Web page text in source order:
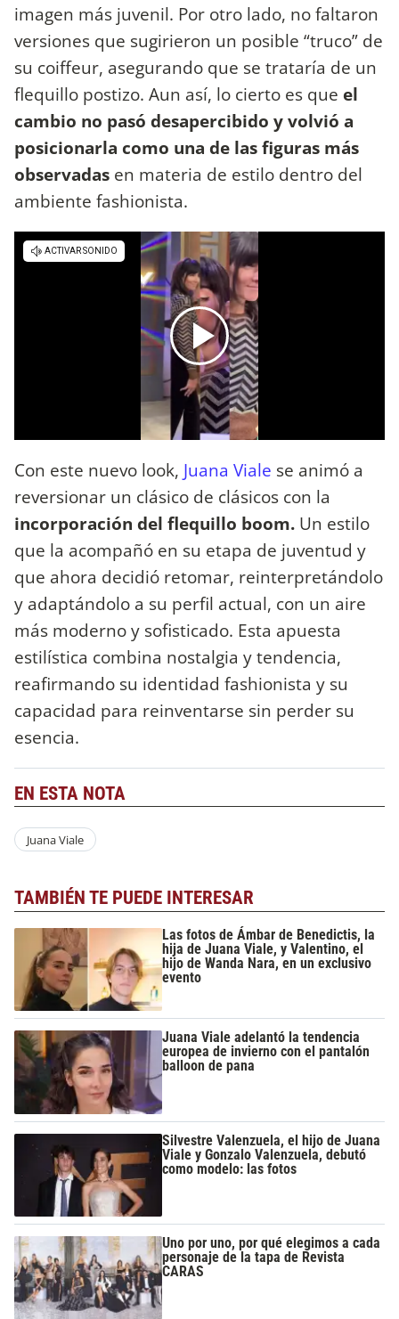
imagen más juvenil. Por otro lado, no faltaron
versiones que sugirieron un posible “truco” de
su coiffeur, asegurando que se trataría de un
flequillo postizo. Aun así, lo cierto es que el
cambio no pasó desapercibido y volvió a
posicionarla como una de las figuras más
observadas en materia de estilo dentro del
ambiente fashionista.
Con este nuevo look, Juana Viale se animó a
reversionar un clásico de clásicos con la
incorporación del flequillo boom. Un estilo
que la acompañó en su etapa de juventud y
que ahora decidió retomar, reinterpretándolo
y adaptándolo a su perfil actual, con un aire
más moderno y sofisticado. Esta apuesta
estilística combina nostalgia y tendencia,
reafirmando su identidad fashionista y su
capacidad para reinventarse sin perder su
esencia.
EN ESTA NOTA
Juana Viale
TAMBIÉN TE PUEDE INTERESAR
Las fotos de Ámbar de Benedictis, la
hija de Juana Viale, y Valentino, el
hijo de Wanda Nara, en un exclusivo
evento
Juana Viale adelantó la tendencia
europea de invierno con el pantalón
balloon de pana
Silvestre Valenzuela, el hijo de Juana
Viale y Gonzalo Valenzuela, debutó
como modelo: las fotos
Uno por uno, por qué elegimos a cada
personaje de la tapa de Revista
CARAS